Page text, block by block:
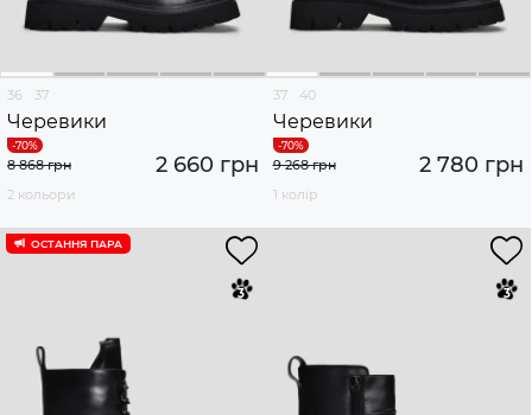
36 37
Черевики
2 660 грн
8 868 грн
2 кольори
37 40
Черевики
2 780 грн
9 268 грн
1 колір
ОСТАННЯ ПАРА